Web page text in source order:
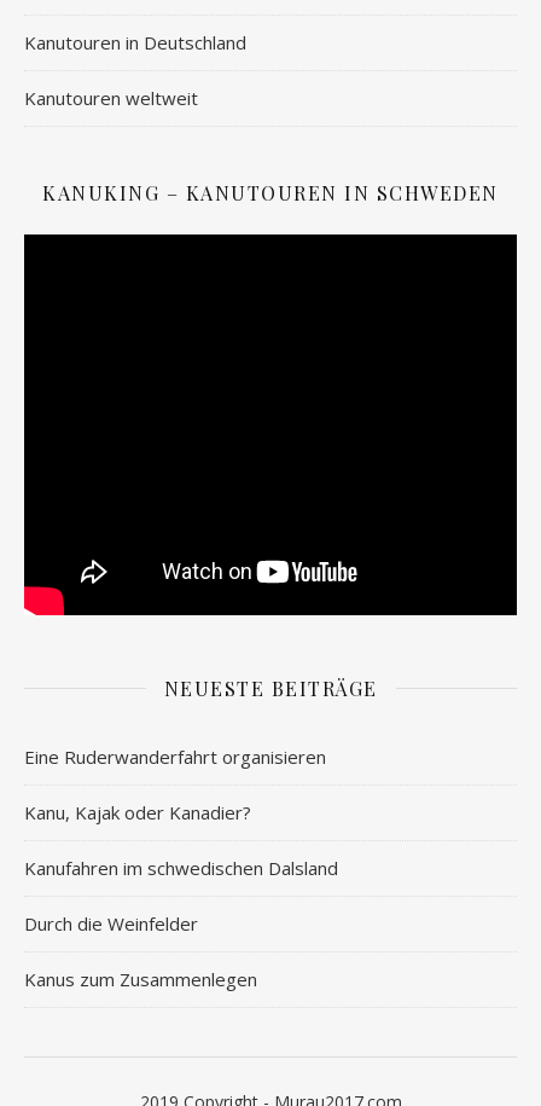
Kanutouren in Deutschland
Kanutouren weltweit
KANUKING – KANUTOUREN IN SCHWEDEN
NEUESTE BEITRÄGE
Eine Ruderwanderfahrt organisieren
Kanu, Kajak oder Kanadier?
Kanufahren im schwedischen Dalsland
Durch die Weinfelder
Kanus zum Zusammenlegen